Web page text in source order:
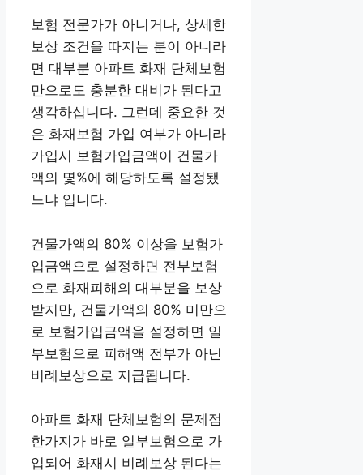
보험 전문가가 아니거나, 상세한
보상 조건을 따지는 분이 아니라
면 대부분 아파트 화재 단체보험
만으로도 충분한 대비가 된다고
생각하십니다. 그런데 중요한 것
은 화재보험 가입 여부가 아니라
가입시 보험가입금액이 건물가
액의 몇%에 해당하도록 설정됐
느냐 입니다.
건물가액의 80% 이상을 보험가
입금액으로 설정하면 전부보험
으로 화재피해의 대부분을 보상
받지만, 건물가액의 80% 미만으
로 보험가입금액을 설정하면 일
부보험으로 피해액 전부가 아닌
비례보상으로 지급됩니다.
아파트 화재 단체보험의 문제점
한가지가 바로 일부보험으로 가
입되어 화재시 비례보상 된다는